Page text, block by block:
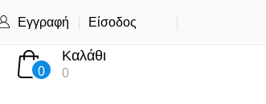
Εγγραφή Είσοδος
0
Καλάθι
0